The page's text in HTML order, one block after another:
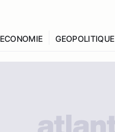
ECONOMIE GEOPOLITIQUE